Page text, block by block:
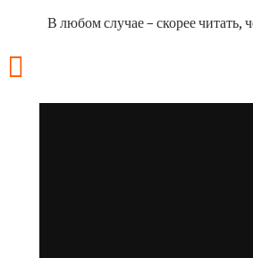
В любом случае – скорее читать,